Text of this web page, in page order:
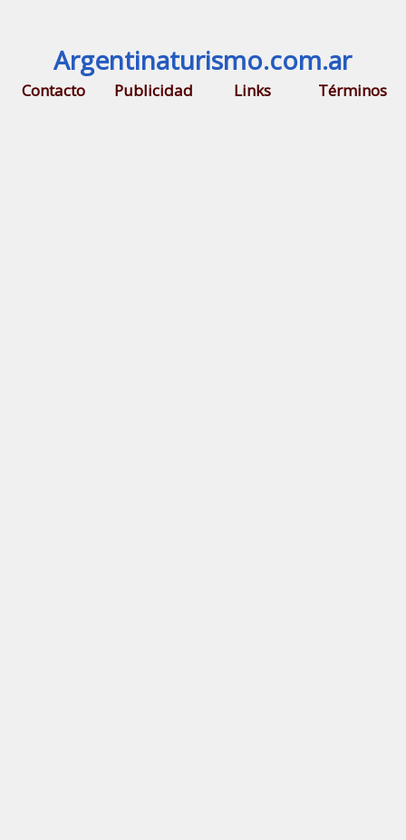
Argentinaturismo.com.ar
Contacto Publicidad Links Términos